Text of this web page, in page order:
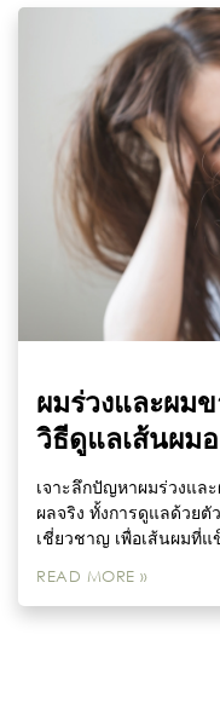
ผมร่วงและผม
วิธีดูแลเส้นผม
เจาะลึกปัญหาผมร่วงแล
ผลจริง ทั้งการดูแลด้วยตั
เชี่ยวชาญ เพื่อเส้นผมที่แ
READ MORE »